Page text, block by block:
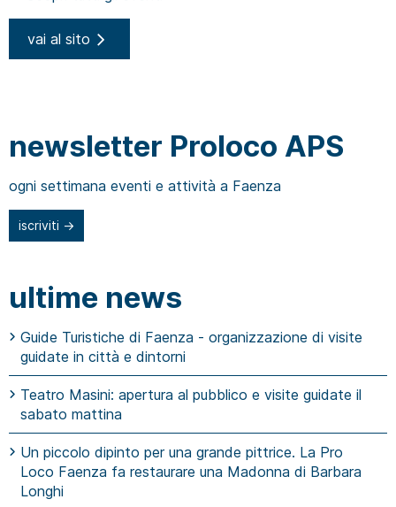
newsletter Proloco APS
ogni settimana eventi e attività a Faenza
iscriviti →
ultime news
Guide Turistiche di Faenza - organizzazione di visite
guidate in città e dintorni
Teatro Masini: apertura al pubblico e visite guidate il
sabato mattina
Un piccolo dipinto per una grande pittrice. La Pro
Loco Faenza fa restaurare una Madonna di Barbara
Longhi
vai al sito